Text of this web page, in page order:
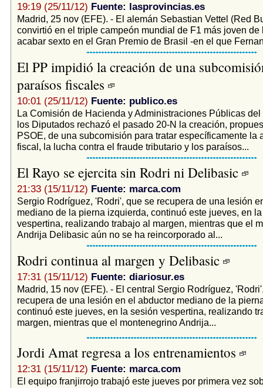
19:19 (25/11/12) Fuente: lasprovincias.es
Madrid, 25 nov (EFE). - El alemán Sebastian Vettel (Red
convirtió en el triple campeón mundial de F1 más joven de
acabar sexto en el Gran Premio de Brasil -en el que
El PP impidió la creación de una
paraísos fiscales
10:01 (25/11/12) Fuente: publico.es
La Comisión de Hacienda y Administraciones Públicas
los Diputados rechazó el pasado 20-N la creación,
PSOE, de una subcomisión para tratar específicamente la
fiscal, la lucha contra el fraude tributario y los paraísos...
El Rayo se ejercita sin Rodri ni Delibasic
21:33 (15/11/12) Fuente: marca.com
Sergio Rodríguez, 'Rodri', que se recupera de una lesión
mediano de la pierna izquierda, continuó este jueves, en
vespertina, realizando trabajo al margen, mientras que el
Andrija Delibasic aún no se ha reincorporado al...
Rodri continua al margen y Delibasic
17:31 (15/11/12) Fuente: diariosur.es
Madrid, 15 nov (EFE). - El central Sergio Rodríguez,
recupera de una lesión en el abductor mediano de la
continuó este jueves, en la sesión vespertina, realizando
margen, mientras que el montenegrino Andrija...
Jordi Amat regresa a los entrenamientos
12:31 (15/11/12) Fuente: marca.com
El equipo franjirrojo trabajó este jueves por primera vez